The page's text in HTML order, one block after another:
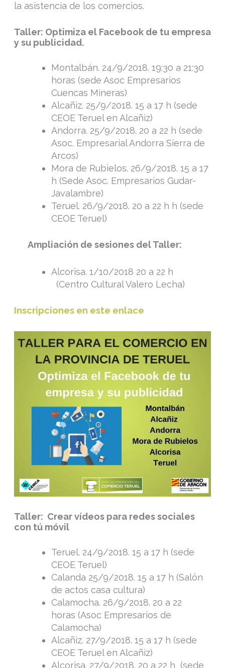
la asistencia de los comercios.
Taller: Optimiza el Facebook de tu empresa
y su publicidad.
Montalbán. 24/9/2018. 19:30 a 21:30
horas (sede Asoc Empresarios
Cuencas Mineras)
Alcañiz. 25/9/2018. 15 a 17 h (sede
CEOE Teruel en Alcañiz)
Andorra. 25/9/2018. 20 a 22 h (sede
Asoc. Empresarial Andorra Sierra de
Arcos)
Mora de Rubielos. 26/9/2018. 15 a 17
h (Sede Asoc. Empresarios Gudar-
Javalambre)
Teruel. 26/9/2018. 20 a 22 h h (sede
CEOE Teruel)
Ampliación de sesiones del Taller:
Alcorisa. 1/10/2018 20 a 22 h
(Centro Cultural Valero Lecha)
Inscripciones en este enlace
Taller: Crear vídeos para redes sociales
con tú móvil
Teruel. 24/9/2018. 15 a 17 h (sede
CEOE Teruel)
Calanda 25/9/2018. 15 a 17 h (Salón
de actos casa cultura)
Calamocha. 26/9/2018. 20 a 22
horas (Asoc Empresarios de
Calamocha)
Alcañiz. 27/9/2018. 15 a 17 h (sede
CEOE Teruel en Alcañiz)
Alcorisa. 27/9/2018. 20 a 22 h (sede